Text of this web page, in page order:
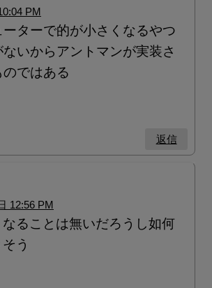
PM
ーターで的が小さくなるやつ
いからアントマンが実装さ
ではある
返信
12:56 PM
ることは無いだろうし如何
う